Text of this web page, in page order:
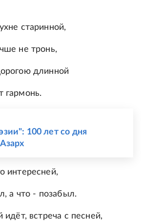
старинной,
не тронь,
длинной
гармонь.
100 лет со дня
интересней,
а что - позабыл.
идёт, встреча с песней,